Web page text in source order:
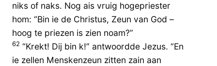
niks of naks. Nog ais vruig hogepriester
hom: “Bin ie de Christus, Zeun van God –
hoog te priezen is zien noam?”
62 “Krekt! Dij bin k!” antwoordde Jezus. “En
ie zellen Menskenzeun zitten zain aan